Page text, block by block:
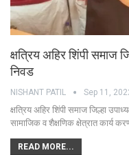
क्षत्रिय अहिर शिंपी समाज
निवड
NISHANT PATIL Sep 11,
क्षत्रिय अहिर शिंपी समाज जिल्हा
सामाजिक व शैक्षणिक क्षेत्रात कार्य
READ MORE...